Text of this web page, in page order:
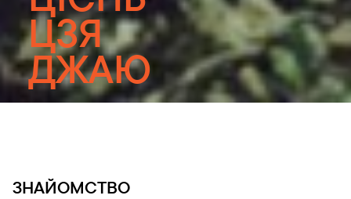
ЦЗЯ
ДЖАЮ
ЗНАЙОМСТВО